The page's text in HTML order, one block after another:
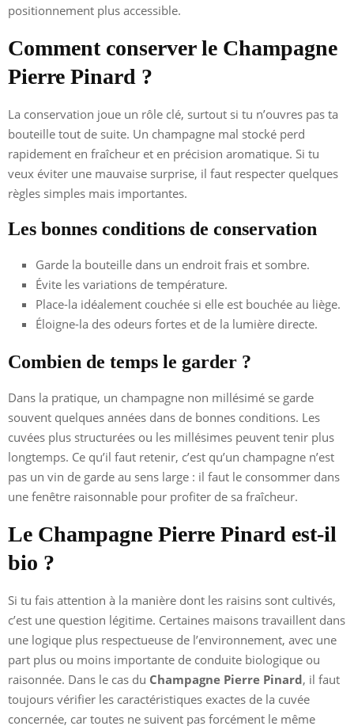
positionnement plus accessible.
Comment conserver le Champagne
Pierre Pinard ?
La conservation joue un rôle clé, surtout si tu n’ouvres pas ta
bouteille tout de suite. Un champagne mal stocké perd
rapidement en fraîcheur et en précision aromatique. Si tu
veux éviter une mauvaise surprise, il faut respecter quelques
règles simples mais importantes.
Les bonnes conditions de conservation
Garde la bouteille dans un endroit frais et sombre.
Évite les variations de température.
Place-la idéalement couchée si elle est bouchée au liège.
Éloigne-la des odeurs fortes et de la lumière directe.
Combien de temps le garder ?
Dans la pratique, un champagne non millésimé se garde
souvent quelques années dans de bonnes conditions. Les
cuvées plus structurées ou les millésimes peuvent tenir plus
longtemps. Ce qu’il faut retenir, c’est qu’un champagne n’est
pas un vin de garde au sens large : il faut le consommer dans
une fenêtre raisonnable pour profiter de sa fraîcheur.
Le Champagne Pierre Pinard est-il
bio ?
Si tu fais attention à la manière dont les raisins sont cultivés,
c’est une question légitime. Certaines maisons travaillent dans
une logique plus respectueuse de l’environnement, avec une
part plus ou moins importante de conduite biologique ou
raisonnée. Dans le cas du Champagne Pierre Pinard, il faut
toujours vérifier les caractéristiques exactes de la cuvée
concernée, car toutes ne suivent pas forcément le même